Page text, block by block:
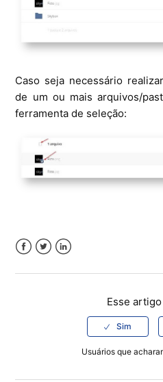
Caso seja necessário
de um ou mais arquivos/
ferramenta de seleção:
Esse
Usuários que